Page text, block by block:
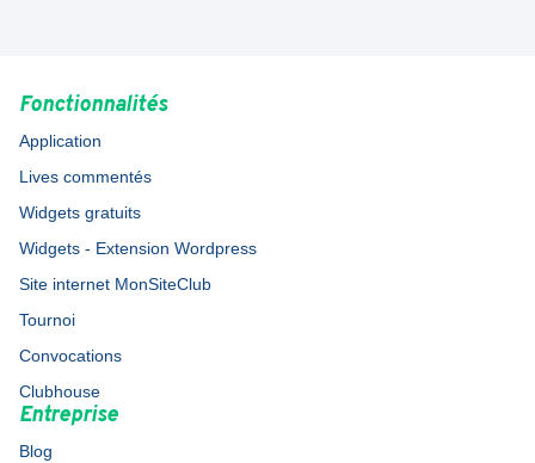
Fonctionnalités
Application
Lives commentés
Widgets gratuits
Widgets - Extension Wordpress
Site internet MonSiteClub
Tournoi
Convocations
Clubhouse
Entreprise
Blog